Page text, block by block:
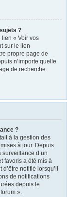
?
lien « Voir vos
sur le lien
propre page de
n’importe quelle
de recherche
?
à la gestion des
à jour. Depuis
d’un
favoris a été mis à
notifié lorsqu’il
de notifications
depuis le
».